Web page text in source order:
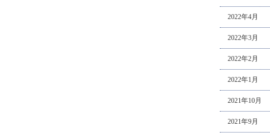
2022年4月
2022年3月
2022年2月
2022年1月
2021年10月
2021年9月